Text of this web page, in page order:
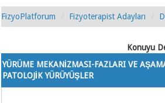
FizyoPlatforum Fizyoterapist Adayları
Konuyu
YÜRÜME MEKANİZMASI-FAZLARI VE
PATOLOJİK YÜRÜYÜŞLER